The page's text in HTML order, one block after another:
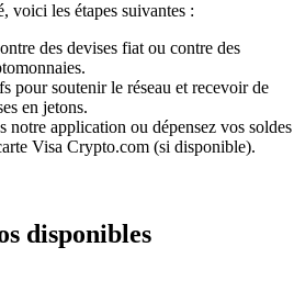
voici les étapes suivantes :
des devises fiat ou contre des
pour soutenir le réseau et recevoir de
en jetons.
notre application ou dépensez vos soldes
Visa Crypto.com (si disponible).
disponibles